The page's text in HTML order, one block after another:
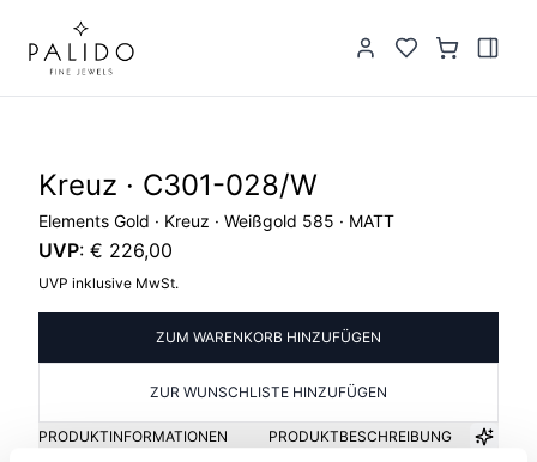
Kreuz · C301-028/W
Elements Gold · Kreuz · Weißgold 585 · MATT
UVP: € 226,00
UVP inklusive MwSt.
ZUM WARENKORB HINZUFÜGEN
ZUR WUNSCHLISTE HINZUFÜGEN
PRODUKTINFORMATIONEN PRODUKTBESCHREIBUNG